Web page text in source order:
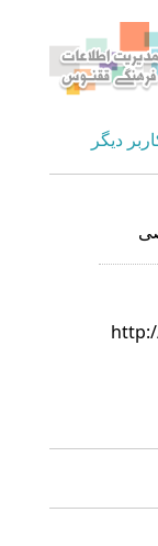
دیگر